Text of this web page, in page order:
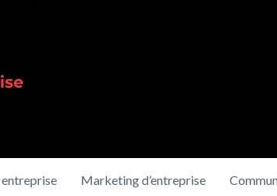
entreprise Marketing d’entreprise